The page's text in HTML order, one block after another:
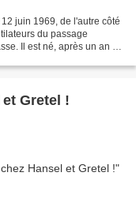
juin 1969, de l'autre côté
du passage
Il est né, après un an de
Gretel !